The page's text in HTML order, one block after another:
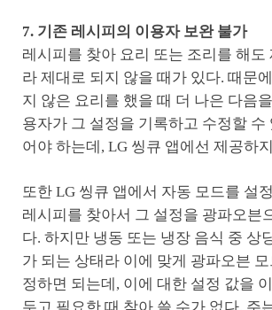
7. 기존 레시피의 이용자 보완 불가
레시피를 찾아 요리 또는 조리를 해도
라 제대로 되지 않을 때가 있다. 때문
지 않은 요리를 했을 때 더 나은 다음
용자가 그 설정을 기록하고 수정할 수
어야 하는데, LG 씽큐 앱에선 제공하
또한 LG 씽큐 앱에서 자동 모드를 설
레시피를 찾아서 그 설정을 광파오븐
다. 하지만 냉동 또는 냉장 음식 중 상
가 되는 상태라 이에 맞게 광파오븐
정하면 되는데, 이에 대한 설정 값을